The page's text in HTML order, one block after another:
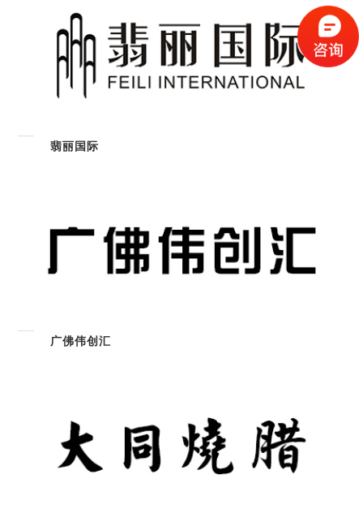
翡丽国际
广佛伟创汇